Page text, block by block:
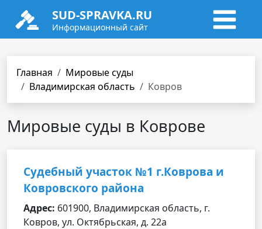
SUD-SPRAVKA.RU
Информационный сайт
Главная
Мировые суды
Владимирская область
Ковров
Мировые суды в Коврове
Судебный участок №1 г.Коврова и
Ковровского района
Адрес: 601900, Владимирская область, г.
Ковров, ул. Октябрьская, д. 22а